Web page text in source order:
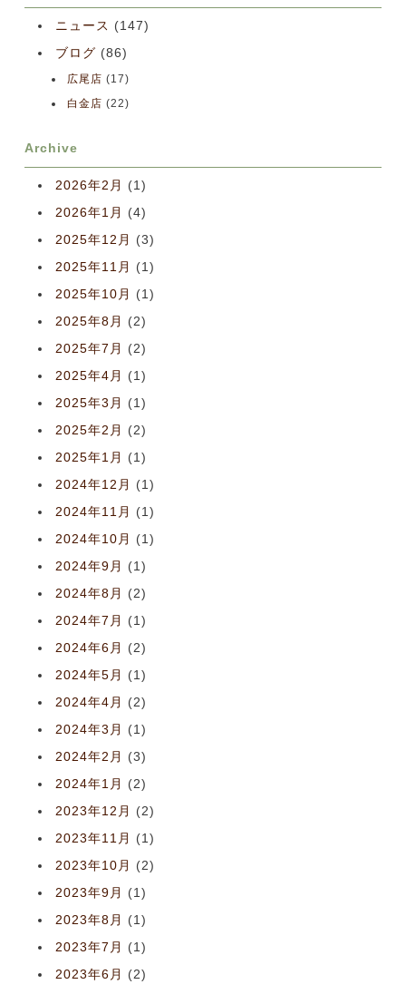
ニュース (147)
ブログ (86)
広尾店 (17)
白金店 (22)
Archive
2026年2月
(1)
2026年1月
(4)
2025年12月
(3)
2025年11月
(1)
2025年10月
(1)
2025年8月
(2)
2025年7月
(2)
2025年4月
(1)
2025年3月
(1)
2025年2月
(2)
2025年1月
(1)
2024年12月
(1)
2024年11月
(1)
2024年10月
(1)
2024年9月
(1)
2024年8月
(2)
2024年7月
(1)
2024年6月
(2)
2024年5月
(1)
2024年4月
(2)
2024年3月
(1)
2024年2月
(3)
2024年1月
(2)
2023年12月
(2)
2023年11月
(1)
2023年10月
(2)
2023年9月
(1)
2023年8月
(1)
2023年7月
(1)
2023年6月
(2)